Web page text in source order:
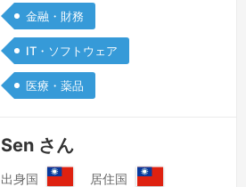
疗领域的翻译和口译。对于游戏和IT方面
的内容也有兴趣。希望可以通过我在中日
英三语方面的经验帮助到您。As an E…
続きを見る »
金融・財務
IT・ソフトウェア
医療・薬品
Sen さん
出身国 居住国